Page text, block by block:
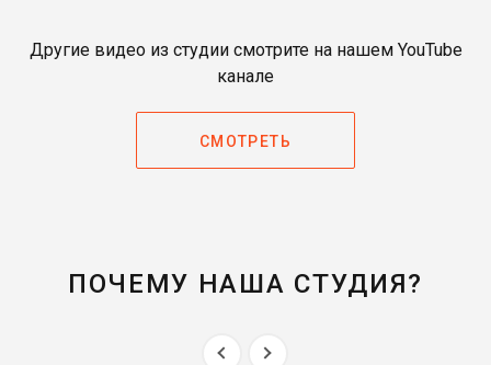
Другие видео из студии смотрите на нашем YouTube
канале
СМОТРЕТЬ
ПОЧЕМУ НАША СТУДИЯ?